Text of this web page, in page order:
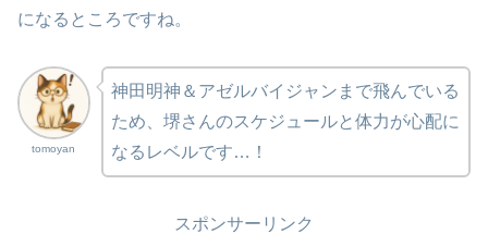
になるところですね。
tomoyan
神田明神＆アゼルバイジャンまで飛んでいる
ため、堺さんのスケジュールと体力が心配に
なるレベルです…！
スポンサーリンク